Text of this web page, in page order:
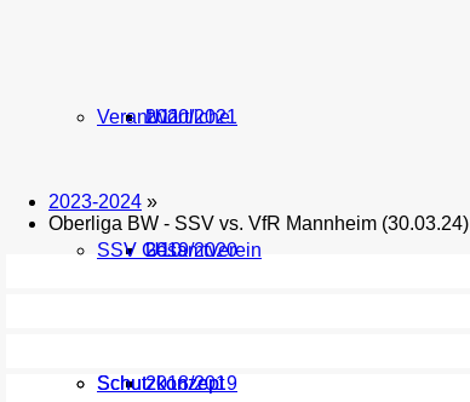
U11
U10
Schutzkonzept
2020/2021
2019/2020
2018/2019
Verantwortliche
SSV Gesamtverein
Schutzkonzept
2023-2024 »
Oberliga BW - SSV vs. VfR Mannheim (30.03.24)